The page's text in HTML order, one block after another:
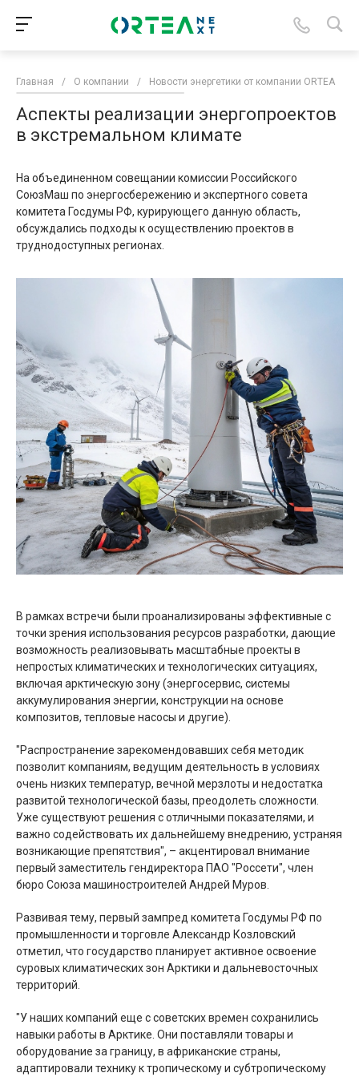
Главная / О компании / Новости энергетики от компании ORTEA
Аспекты реализации энергопроектов
в экстремальном климате
На объединенном совещании комиссии Российского
СоюзМаш по энергосбережению и экспертного совета
комитета Госдумы РФ, курирующего данную область,
обсуждались подходы к осуществлению проектов в
труднодоступных регионах.
В рамках встречи были проанализированы эффективные с
точки зрения использования ресурсов разработки, дающие
возможность реализовывать масштабные проекты в
непростых климатических и технологических ситуациях,
включая арктическую зону (энергосервис, системы
аккумулирования энергии, конструкции на основе
композитов, тепловые насосы и другие).
"Распространение зарекомендовавших себя методик
позволит компаниям, ведущим деятельность в условиях
очень низких температур, вечной мерзлоты и недостатка
развитой технологической базы, преодолеть сложности.
Уже существуют решения с отличными показателями, и
важно содействовать их дальнейшему внедрению, устраняя
возникающие препятствия", – акцентировал внимание
первый заместитель гендиректора ПАО "Россети", член
бюро Союза машиностроителей Андрей Муров.
Развивая тему, первый зампред комитета Госдумы РФ по
промышленности и торговле Александр Козловский
отметил, что государство планирует активное освоение
суровых климатических зон Арктики и дальневосточных
территорий.
"У наших компаний еще с советских времен сохранились
навыки работы в Арктике. Они поставляли товары и
оборудование за границу, в африканские страны,
адаптировали технику к тропическому и субтропическому